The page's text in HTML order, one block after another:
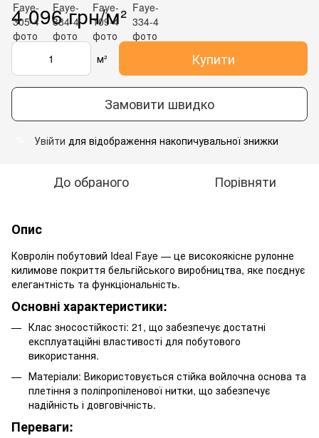
4 096 грн/м²
м² Купити
Замовити швидко
Увійти для відображення накопичувальної знижки
До обраного Порівняти
Опис
Ковролін побутовий Ideal Faye — це високоякісне рулонне
килимове покриття бельгійського виробництва, яке поєднує
елегантність та функціональність.
Основні характеристики:
Клас зносостійкості: 21, що забезпечує достатні
експлуатаційні властивості для побутового
використання.
Матеріали: Використовується стійка войлочна основа та
плетіння з поліпропіленової нитки, що забезпечує
надійність і довговічність.
Переваги: